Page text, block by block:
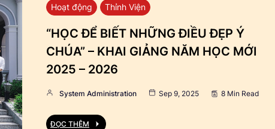
Hoạt động Thỉnh Viện
“HỌC ĐỂ BIẾT NHỮNG ĐIỀU ĐẸP Ý
CHÚA” – KHAI GIẢNG NĂM HỌC MỚI
2025 – 2026
System Administration Sep 9, 2025 8 Min Read
ĐỌC THÊM